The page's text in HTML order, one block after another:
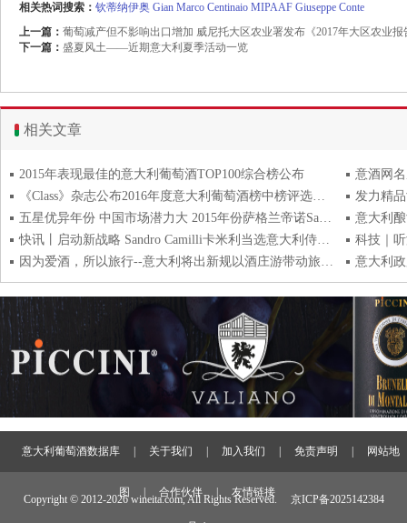
相关热词搜索： 钦蒂纳伊奥 Gian Marco Centinaio MIPAAF Giuseppe Conte
上一篇： 葡萄减产但不影响出口增加 威尼托大区农业署发布《2017年大区农业报
下一篇： 盛夏风土——近期意大利夏季活动一览
相关文章
2015年表现最佳的意大利葡萄酒TOP100综合榜公布
意酒网
《Class》杂志公布2016年度意大利葡萄酒榜中榜评选结果
五星优异年份 中国市场潜力大 2015年份萨格兰帝诺Sagrantino新酒预品会精彩纷呈
意大利
快讯丨启动新战略 Sandro Camilli卡米利当选意大利侍酒师协会新主席
因为爱酒，所以旅行--意大利将出新规以酒庄游带动旅游产业发展
意大利
意大利葡萄酒数据库 关于我们 加入我们 免责声明 网站地
图 合作伙伴 友情链接
Copyright © 2012-2026 wineita.com, All Rights Reserved. 京ICP备2025142384